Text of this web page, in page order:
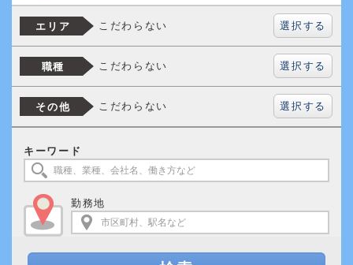
エリア こだわらない 選択する
職種 こだわらない 選択する
その他 こだわらない 選択する
キーワード
勤務地